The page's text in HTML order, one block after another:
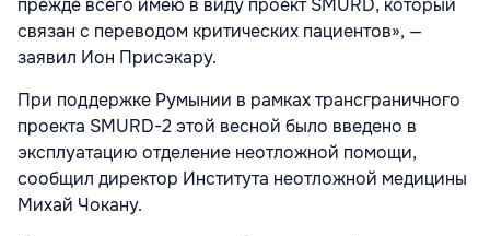
прежде всего имею в виду проект SMURD, который
связан с переводом критических пациентов», —
заявил Ион Присэкару.
При поддержке Румынии в рамках трансграничного
проекта SMURD-2 этой весной было введено в
эксплуатацию отделение неотложной помощи,
сообщил директор Института неотложной медицины
Михай Чокану.